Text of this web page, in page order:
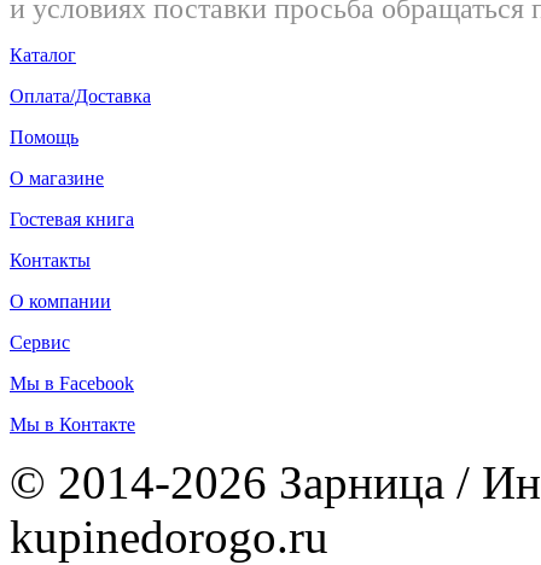
и условиях поставки просьба
Каталог
Оплата/Доставка
Помощь
О магазине
Гостевая книга
Контакты
О компании
Сервис
Мы в Facebook
Мы в Контакте
© 2014-2026 Зарница /
kupinedorogo.ru